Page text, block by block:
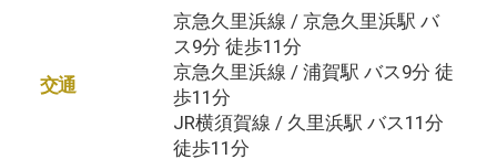
交通
京急久里浜線 / 京急久里浜駅 バ
ス9分 徒歩11分
京急久里浜線 / 浦賀駅 バス9分 徒
歩11分
JR横須賀線 / 久里浜駅 バス11分
徒歩11分